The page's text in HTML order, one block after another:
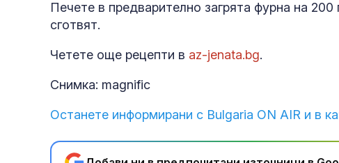
Печете в предварително загрята фурна на
сготвят.
Четете още рецепти в az-jenata.bg.
Снимка: magnific
Останете информирани с Bulgaria ON AIR и в